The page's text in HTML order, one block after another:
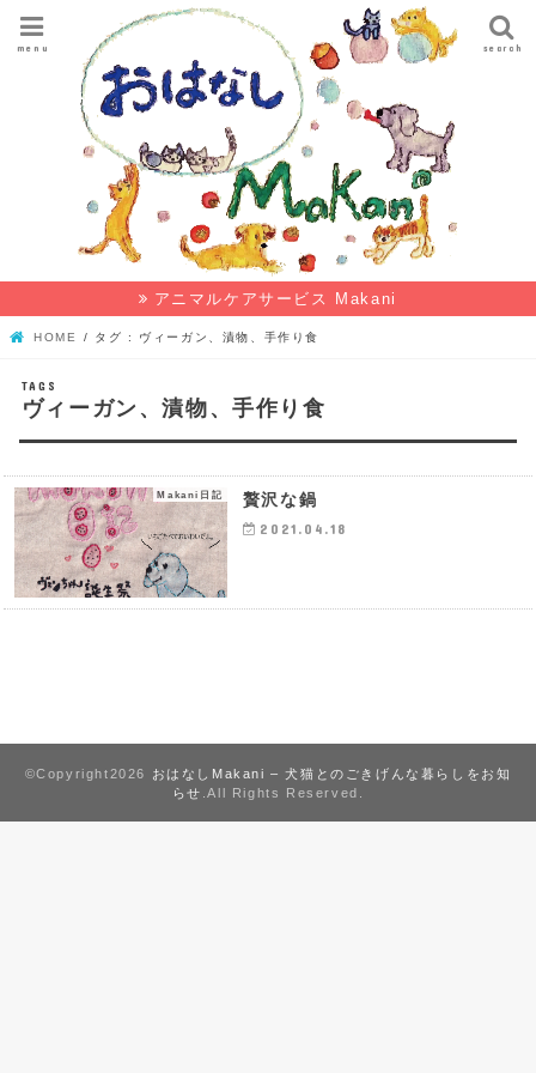
search
menu
アニマルケアサービス Makani
HOME タグ : ヴィーガン、漬物、手作り食
ヴィーガン、漬物、手作り食
Makani日記 贅沢な鍋
2021.04.18
©Copyright2026
おはなしMakani – 犬猫とのごきげんな暮らしをお知
らせ .All Rights Reserved.